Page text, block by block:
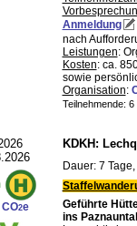
Anmeldung
nach
Leistungen:
Kosten: ca.
sowie
Organisation:
Teilnehmende:
2e
KDKH:
Dauer: 7
Geführte
ins Paznauntal